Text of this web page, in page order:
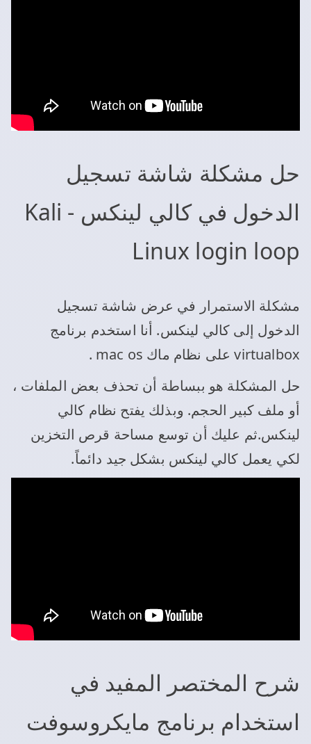
حل مشكلة شاشة تسجيل
الدخول في كالي لينكس - Kali
Linux login loop
مشكلة الاستمرار في عرض شاشة تسجيل
الدخول إلى كالي لينكس. أنا استخدم برنامج
virtualbox على نظام ماك mac os .
حل المشكلة هو ببساطة أن تحذف بعض الملفات ،
أو ملف كبير الحجم. وبذلك يفتح نظام كالي
لينكس.ثم عليك أن توسع مساحة قرص التخزين
لكي يعمل كالي لينكس بشكل جيد دائماً.
شرح المختصر المفيد في
استخدام برنامج مايكروسوفت